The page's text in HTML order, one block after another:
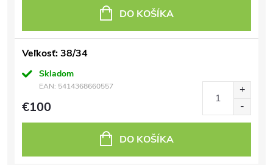
DO KOŠÍKA
Veľkosť: 38/34
Skladom
EAN: 5414368660557
€100
DO KOŠÍKA